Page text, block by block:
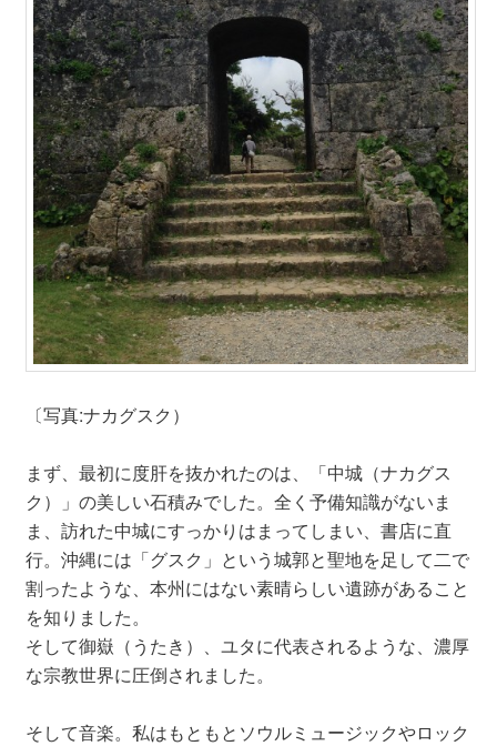
〔写真:ナカグスク）
まず、最初に度肝を抜かれたのは、「中城（ナカグス
ク）」の美しい石積みでした。全く予備知識がないま
ま、訪れた中城にすっかりはまってしまい、書店に直
行。沖縄には「グスク」という城郭と聖地を足して二で
割ったような、本州にはない素晴らしい遺跡があること
を知りました。
そして御嶽（うたき）、ユタに代表されるような、濃厚
な宗教世界に圧倒されました。
そして音楽。私はもともとソウルミュージックやロック